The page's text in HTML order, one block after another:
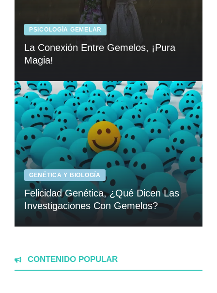
PSICOLOGÍA GEMELAR
La Conexión Entre Gemelos, ¡Pura
Magia!
GENÉTICA Y BIOLOGÍA
Felicidad Genética, ¿Qué Dicen Las
Investigaciones Con Gemelos?
CONTENIDO POPULAR